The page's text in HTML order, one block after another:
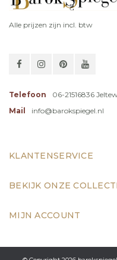
Alle prijzen zijn incl. btw
Telefoon
06-21516836
Mail
info@barokspiegel.nl
KLANTENSERVICE
BEKIJK ONZE
MIJN ACCOUNT